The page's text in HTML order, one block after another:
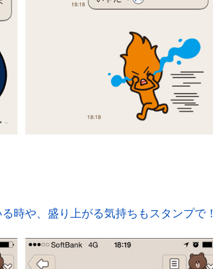
時や、盛り上がる気持ちもスタンプで！